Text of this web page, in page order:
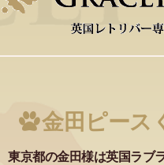
金田ピース
東京都の金田様は英国ラブ